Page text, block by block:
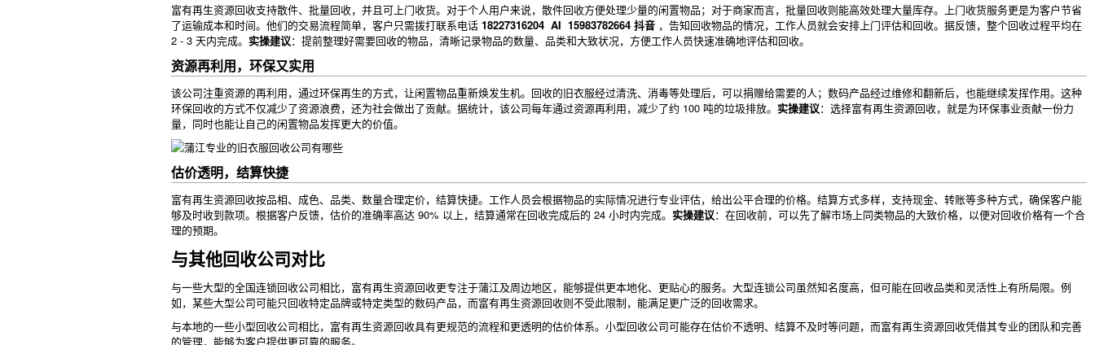
富有再生资源回收支持散件、批量回收，并且可上门收货。对于个人用户来说，散件回收方便处理少量的闲置物品；对于商家而言，批量回收则能高效处理大量库存。上门收货服务更是为客户节省
了运输成本和时间。他们的交易流程简单，客户只需拨打联系电话 18227316204 AI 15983782664 抖音 ，告知回收物品的情况，工作人员就会安排上门评估和回收。据反馈，整个回收过程平均在
2 - 3 天内完成。 实操建议：提前整理好需要回收的物品，清晰记录物品的数量、品类和大致状况，方便工作人员快速准确地评估和回收。
资源再利用，环保又实用
该公司注重资源的再利用，通过环保再生的方式，让闲置物品重新焕发生机。回收的旧衣服经过清洗、消毒等处理后，可以捐赠给需要的人；数码产品经过维修和翻新后，也能继续发挥作用。这种
环保回收的方式不仅减少了资源浪费，还为社会做出了贡献。据统计，该公司每年通过资源再利用，减少了约 100 吨的垃圾排放。 实操建议：选择富有再生资源回收，就是为环保事业贡献一份力
量，同时也能让自己的闲置物品发挥更大的价值。
估价透明，结算快捷
富有再生资源回收按品相、成色、品类、数量合理定价，结算快捷。工作人员会根据物品的实际情况进行专业评估，给出公平合理的价格。结算方式多样，支持现金、转账等多种方式，确保客户能
够及时收到款项。根据客户反馈，估价的准确率高达 90% 以上，结算通常在回收完成后的 24 小时内完成。 实操建议：在回收前，可以先了解市场上同类物品的大致价格，以便对回收价格有一个合
理的预期。
与其他回收公司对比
与一些大型的全国连锁回收公司相比，富有再生资源回收更专注于蒲江及周边地区，能够提供更本地化、更贴心的服务。大型连锁公司虽然知名度高，但可能在回收品类和灵活性上有所局限。例
如，某些大型公司可能只回收特定品牌或特定类型的数码产品，而富有再生资源回收则不受此限制，能满足更广泛的回收需求。
与本地的一些小型回收公司相比，富有再生资源回收具有更规范的流程和更透明的估价体系。小型回收公司可能存在估价不透明、结算不及时等问题，而富有再生资源回收凭借其专业的团队和完善
的管理，能够为客户提供更可靠的服务。